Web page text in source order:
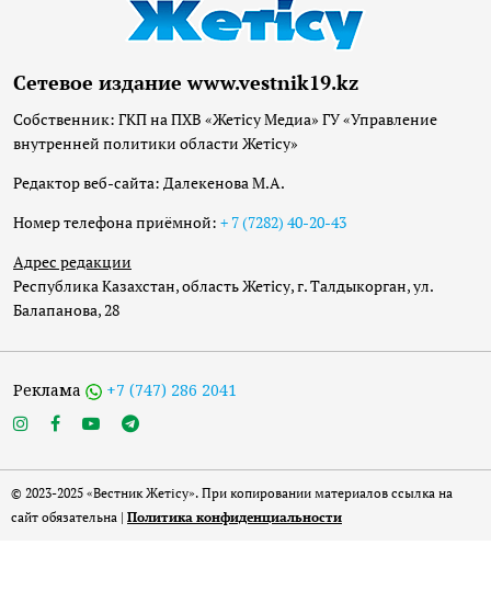
Сетевое издание www.vestnik19.kz
Собственник: ГКП на ПХВ «Жетісу Медиа» ГУ «Управление
внутренней политики области Жетісу»
Редактор веб-сайта: Далекенова М.А.
Номер телефона приёмной: + 7 (7282) 40-20-43
Адрес редакции
Республика Казахстан, область Жетісу, г. Талдыкорган, ул.
Балапанова, 28
Реклама +7 (747) 286 2041
© 2023-2025 «Вестник Жетісу». При копировании материалов ссылка на
сайт обязательна | Политика конфиденциальности